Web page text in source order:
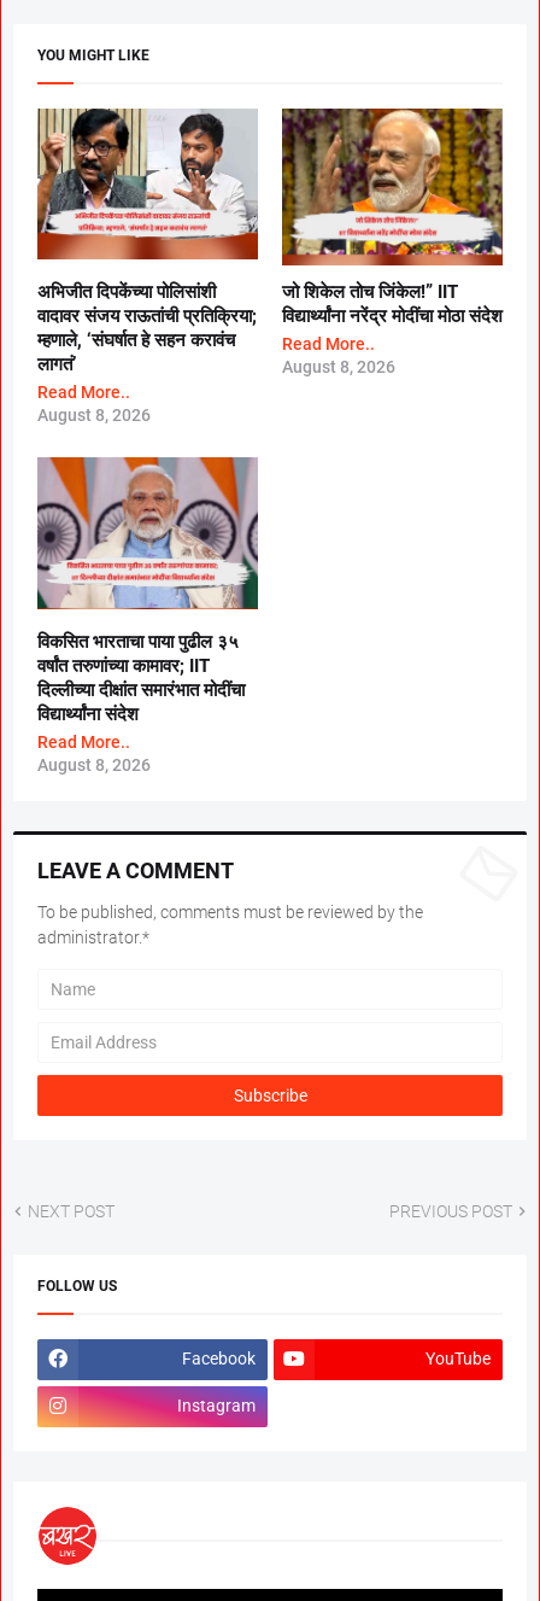
YOU MIGHT LIKE
अभिजीत दिपकेंच्या पोलिसांशी
वादावर संजय राऊतांची प्रतिक्रिया;
म्हणाले, ‘संघर्षात हे सहन करावंच
लागतं’
Read More..
August 8, 2026
जो शिकेल तोच जिंकेल!” IIT
विद्यार्थ्यांना नरेंद्र मोदींचा मोठा संदेश
Read More..
August 8, 2026
विकसित भारताचा पाया पुढील ३५
वर्षांत तरुणांच्या कामावर; IIT
दिल्लीच्या दीक्षांत समारंभात मोदींचा
विद्यार्थ्यांना संदेश
Read More..
August 8, 2026
LEAVE A COMMENT
To be published, comments must be reviewed by the
administrator.*
NEXT POST PREVIOUS POST
FOLLOW US
Facebook YouTube
Instagram